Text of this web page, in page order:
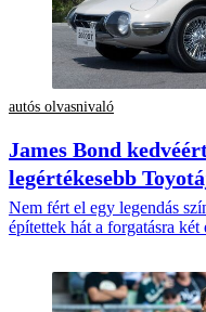
autós olvasnivaló
James Bond
legértékesebb
Nem fért el egy legendás
építettek hát a forgatásra